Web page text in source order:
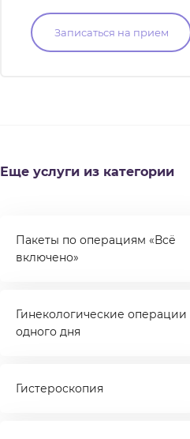
Записаться на прием
Еще услуги из категории
Пакеты по операциям «Всё
включено»
Гинекологические операции
одного дня
Гистероскопия